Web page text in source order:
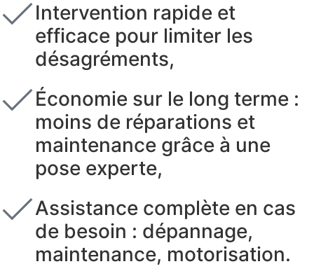
Intervention rapide et
efficace pour limiter les
désagréments,
Économie sur le long terme :
moins de réparations et
maintenance grâce à une
pose experte,
Assistance complète en cas
de besoin : dépannage,
maintenance, motorisation.